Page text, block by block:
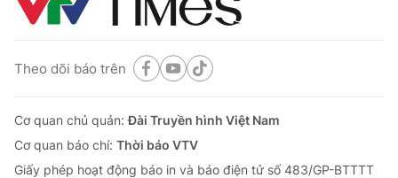
Theo dõi báo trên
Cơ quan chủ quản:Đài Truyền hình Việt Nam
Cơ quan báo chí: Thời báo VTV
Giấy phép hoạt động báo in và báo điện tử số 483/GP-BTTTT